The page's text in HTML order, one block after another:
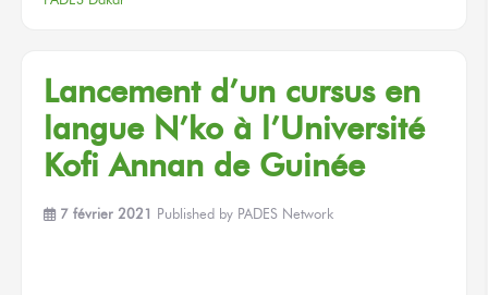
Lancement d’un cursus en
langue N’ko à l’Université
Kofi Annan de Guinée
7 février 2021 Published by PADES Network